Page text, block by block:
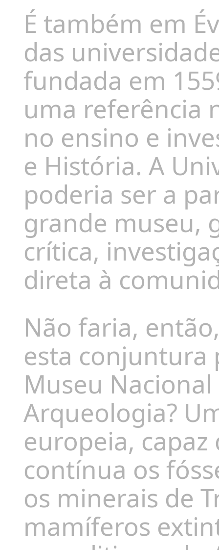
É também em
das
fundada em
uma referência
no ensino e
e História. A
poderia ser a
grande museu,
crítica,
direta à
Não faria,
esta
Museu
Arqueologia?
europeia,
contínua os
os minerais de
mamíferos